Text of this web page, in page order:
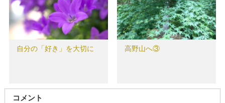
自分の「好き」を大切に 高野山へ③
コメント